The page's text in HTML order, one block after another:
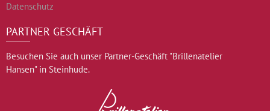
Datenschutz
PARTNER GESCHÄFT
Besuchen Sie auch unser Partner-Geschäft "Brillenatelier
Hansen" in Steinhude.